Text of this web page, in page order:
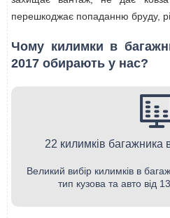
перешкоджає попаданню бруду,
Чому килимки в
2017 обирають у нас?
22 килимків багажника
Великий вибір килимків в
тип кузова та авто від